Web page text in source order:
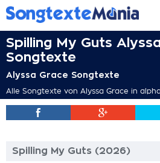
Spilling My Guts
Songtexte
Alyssa Grace Songtexte
Alle Songtexte von Alyssa Grace in
Spilling My Guts (2026)